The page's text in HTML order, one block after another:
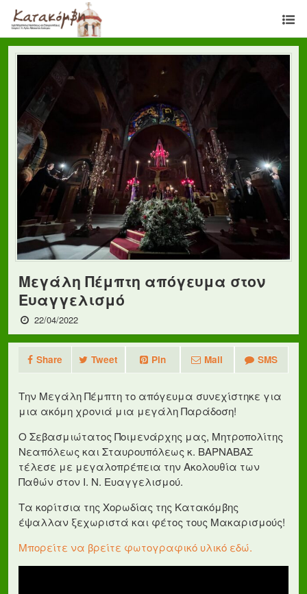
Μεγάλη Πέμπτη απόγευμα στον
Ευαγγελισμό
22/04/2022
Share Tweet Pin Mail SMS
Την Μεγάλη Πέμπτη το απόγευμα συνεχίστηκε για
μια ακόμη χρονιά μια μεγάλη Παράδοση!
Ο Σεβασμιώτατος Ποιμενάρχης μας, Μητροπολίτης
Νεαπόλεως και Σταυρουπόλεως κ. ΒΑΡΝΑΒΑΣ
τέλεσε με μεγαλοπρέπεια την Ακολουθία των
Παθών στον Ι. Ν. Ευαγγελισμού.
Τα κορίτσια της Χορωδίας της Κατακόμβης
έψαλλαν ξεχωριστά και φέτος τους Μακαρισμούς!
Μπορείτε να βρείτε φωτογραφικό υλικό εδώ.